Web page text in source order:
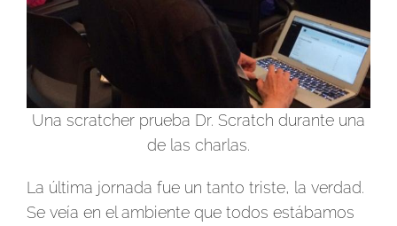
Una scratcher prueba Dr. Scratch durante una
de las charlas.
La última jornada fue un tanto triste, la verdad.
Se veía en el ambiente que todos estábamos